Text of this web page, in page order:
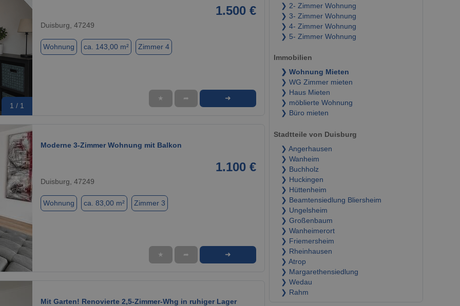
1 / 1
1.500 €
Duisburg, 47249
Wohnung ca. 143,00 m² Zimmer 4
★ ➦ ➜
1 / 4
Moderne 3-Zimmer Wohnung mit Balkon
1.100 €
Duisburg, 47249
Wohnung ca. 83,00 m² Zimmer 3
★ ➦ ➜
Mit Garten! Renovierte 2,5-Zimmer-Whg in ruhiger Lager
❯ 2- Zimmer Wohnung
❯ 3- Zimmer Wohnung
❯ 4- Zimmer Wohnung
❯ 5- Zimmer Wohnung
Immobilien
❯ Wohnung Mieten
❯ WG Zimmer mieten
❯ Haus Mieten
❯ möblierte Wohnung
❯ Büro mieten
Stadtteile von Duisburg
❯ Angerhausen
❯ Wanheim
❯ Buchholz
❯ Huckingen
❯ Hüttenheim
❯ Beamtensiedlung Bliersheim
❯ Ungelsheim
❯ Großenbaum
❯ Wanheimerort
❯ Friemersheim
❯ Rheinhausen
❯ Atrop
❯ Margarethensiedlung
❯ Wedau
❯ Rahm